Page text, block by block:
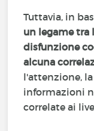
Tuttavia, in
un legame tra
disfunzione
alcuna
l'attenzione,
informazioni
correlate ai